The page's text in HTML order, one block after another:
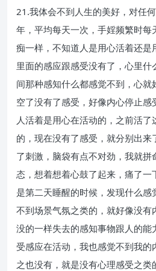
21.我体会不到人生的美好，对任
年，平均每天一次，手婬频繁时每
痴一样，不知道人是用心活着还
里面的感应跟感受没有了，心里什
间那种感知什么都感觉不到，心就
空了没有了感受，好像内心停止感
人活着是用心在活动的，之前活
的，现在没有了感受，就分别出来
了刺激，脑袋有点不对劲，我就拼
态，想着想着心鼓了起来，痛了
是第二天睡醒的时候，发现什么
不到场景气氛之类的，就好像没有
没的一样失去的感知事物跟人的
受感应在活动，我也感觉不到我
之也没有，就是没有心理感受之